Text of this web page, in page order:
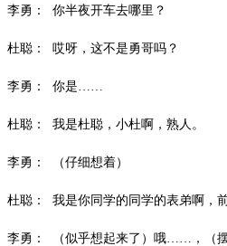
李勇： 你半夜开车去哪里？
杜聪： 哎呀，这不是勇哥吗？
李勇： 你是
杜聪： 我是杜聪，小杜啊，熟人。
李勇： （仔细想着）
杜聪： 我是你同学的同学的表弟啊，
李勇： （似乎想起来了）哦 ……，（